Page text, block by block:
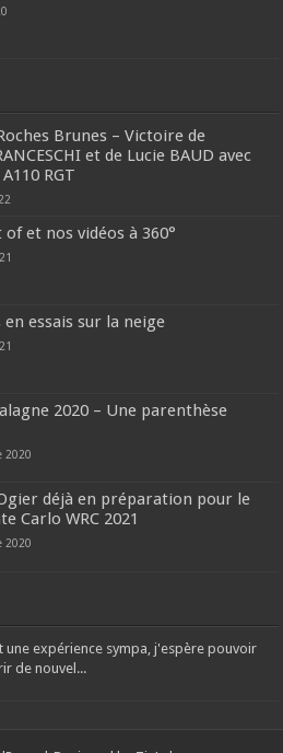
Brunes – Victoire de
et de Lucie BAUD avec
RGT
et nos vidéos à 360°
en essais sur la neige
2020 – Une parenthèse
2020
déjà en préparation pour le
Carlo WRC 2021
2020
une expérience sympa, j'espère pouvoir
de nouvel...